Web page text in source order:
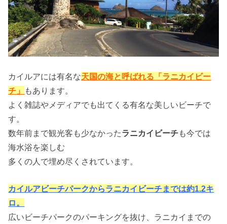
カイルアには有名な天国の海と呼ばれる「ラニカイビー
チ」
もあります。
よく雑誌やメディアでも出てくる有名な美しいビーチで
す。
数年前まで観光客も少なかったラニカイビーチも今では
海水浴を楽しむ
多くの人で埋め尽くされています。
カイルアビーチパークからラニカイビーチまでは約1.2キ
ロ。
広いビーチパークのパーキングを抜け、ラニカイまでの